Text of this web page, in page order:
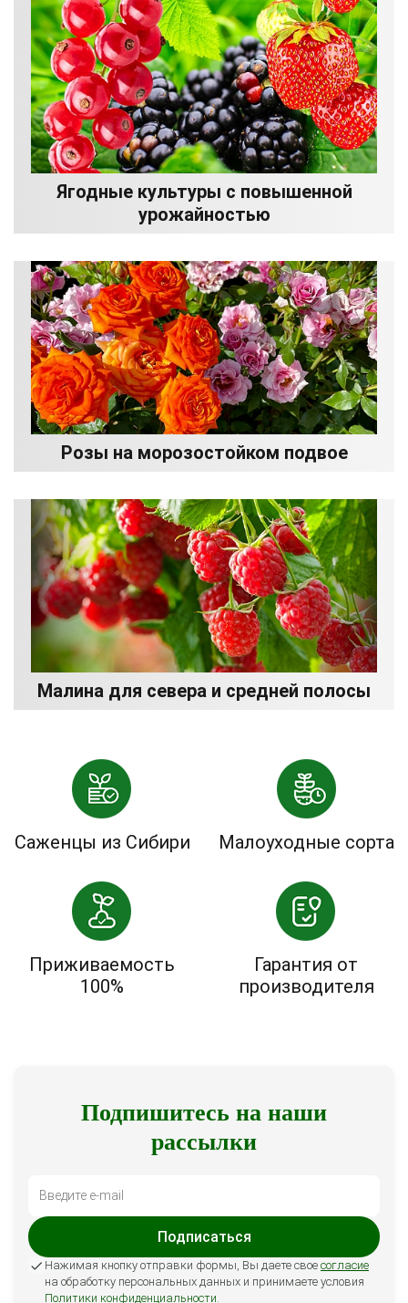
Ягодные культуры с повышенной
урожайностью
Розы на морозостойком подвое
Малина для севера и средней полосы
Саженцы из Сибири Малоуходные сорта
Приживаемость
100%
Гарантия от
производителя
Подпишитесь на наши
рассылки
Подписаться
Нажимая кнопку отправки формы, Вы даете свое согласие
на обработку персональных данных и принимаете условия
Политики конфиденциальности.